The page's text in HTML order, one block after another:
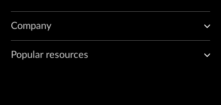
Company
Popular resources